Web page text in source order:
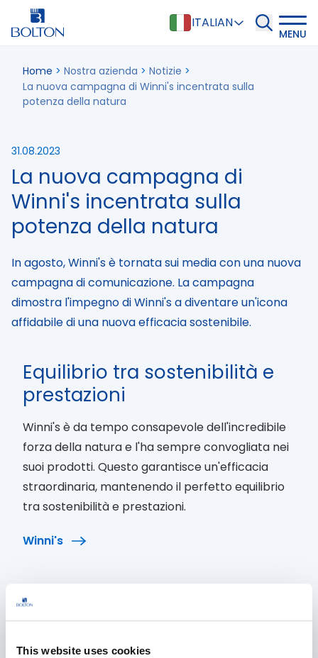
This website uses cookies
ITALIAN
MENU
Home > Nostra azienda > Notizie >
La nuova campagna di Winni's incentrata sulla
potenza della natura
31.08.2023
La nuova campagna di
Winni's incentrata sulla
potenza della natura
In agosto, Winni's è tornata sui media con una nuova
campagna di comunicazione. La campagna
dimostra l'impegno di Winni's a diventare un'icona
affidabile di una nuova efficacia sostenibile.
Equilibrio tra sostenibilità e
prestazioni
Winni's è da tempo consapevole dell'incredibile
forza della natura e l'ha sempre convogliata nei
suoi prodotti. Questo garantisce un'efficacia
straordinaria, mantenendo il perfetto equilibrio
tra sostenibilità e prestazioni.
Winni's